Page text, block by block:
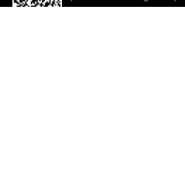
descargar la aplicación!